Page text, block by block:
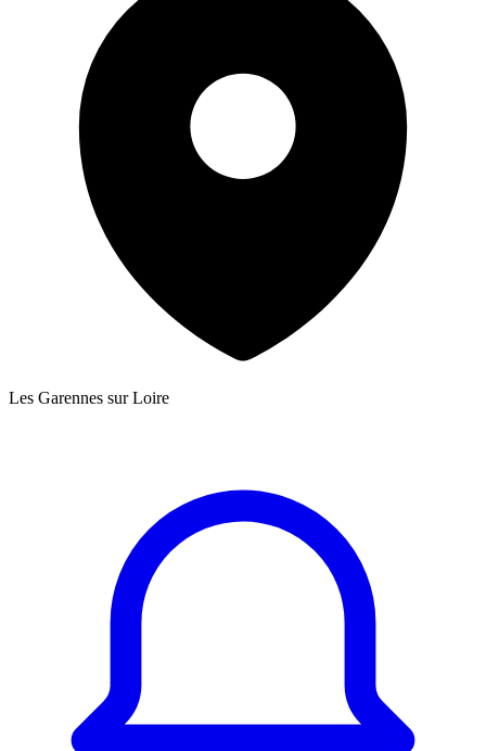
Les Garennes sur Loire